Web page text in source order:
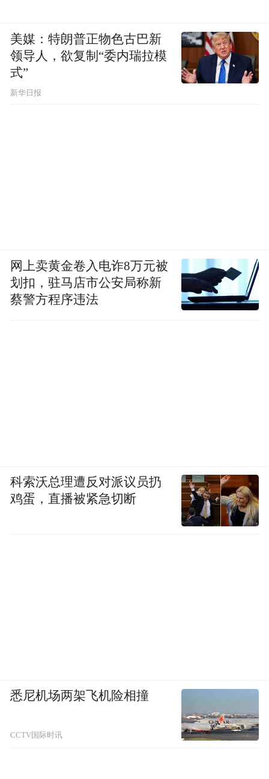
美媒：特朗普正物色古巴新
领导人，欲复制“委内瑞拉模
式”
新华日报
网上卖黄金卷入电诈8万元被
划扣，驻马店市公安局称新
蔡警方程序违法
科索沃总理遭反对派议员扔
鸡蛋，直播被紧急切断
悉尼机场两架飞机险相撞
CCTV国际时讯